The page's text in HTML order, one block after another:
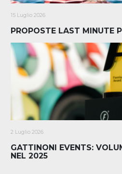
15 Luglio 2026
PROPOSTE LAST MINUTE
2 Luglio 2026
GATTINONI EVENTS:
NEL 2025